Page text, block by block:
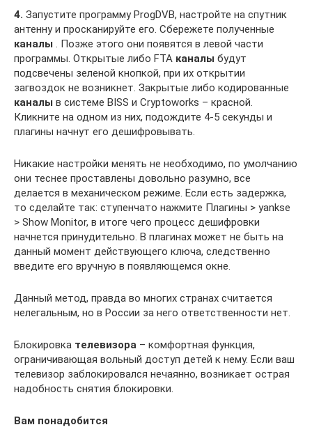
4. Запустите программу ProgDVB, настройте на спутник
антенну и просканируйте его. Сбережете полученные
каналы . Позже этого они появятся в левой части
программы. Открытые либо FTA каналы будут
подсвечены зеленой кнопкой, при их открытии
загвоздок не возникнет. Закрытые либо кодированные
каналы в системе BISS и Cryptoworks – красной.
Кликните на одном из них, подождите 4-5 секунды и
плагины начнут его дешифровывать.
Никакие настройки менять не необходимо, по умолчанию
они теснее проставлены довольно разумно, все
делается в механическом режиме. Если есть задержка,
то сделайте так: ступенчато нажмите Плагины > yankse
> Show Monitor, в итоге чего процесс дешифровки
начнется принудительно. В плагинах может не быть на
данный момент действующего ключа, следственно
введите его вручную в появляющемся окне.
Данный метод, правда во многих странах считается
нелегальным, но в России за него ответственности нет.
Блокировка телевизора – комфортная функция,
ограничивающая вольный доступ детей к нему. Если ваш
телевизор заблокировался нечаянно, возникает острая
надобность снятия блокировки.
Вам понадобится